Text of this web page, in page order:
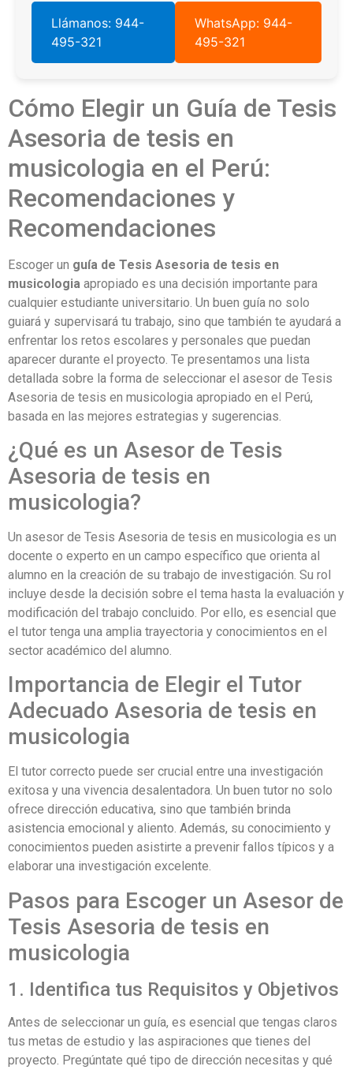
Llámanos: 944-
495-321
WhatsApp: 944-
495-321
Cómo Elegir un Guía de Tesis
Asesoria de tesis en
musicologia en el Perú:
Recomendaciones y
Recomendaciones
Escoger un guía de Tesis Asesoria de tesis en
musicologia apropiado es una decisión importante para
cualquier estudiante universitario. Un buen guía no solo
guiará y supervisará tu trabajo, sino que también te ayudará a
enfrentar los retos escolares y personales que puedan
aparecer durante el proyecto. Te presentamos una lista
detallada sobre la forma de seleccionar el asesor de Tesis
Asesoria de tesis en musicologia apropiado en el Perú,
basada en las mejores estrategias y sugerencias.
¿Qué es un Asesor de Tesis
Asesoria de tesis en
musicologia?
Un asesor de Tesis Asesoria de tesis en musicologia es un
docente o experto en un campo específico que orienta al
alumno en la creación de su trabajo de investigación. Su rol
incluye desde la decisión sobre el tema hasta la evaluación y
modificación del trabajo concluido. Por ello, es esencial que
el tutor tenga una amplia trayectoria y conocimientos en el
sector académico del alumno.
Importancia de Elegir el Tutor
Adecuado Asesoria de tesis en
musicologia
El tutor correcto puede ser crucial entre una investigación
exitosa y una vivencia desalentadora. Un buen tutor no solo
ofrece dirección educativa, sino que también brinda
asistencia emocional y aliento. Además, su conocimiento y
conocimientos pueden asistirte a prevenir fallos típicos y a
elaborar una investigación excelente.
Pasos para Escoger un Asesor de
Tesis Asesoria de tesis en
musicologia
1. Identifica tus Requisitos y Objetivos
Antes de seleccionar un guía, es esencial que tengas claros
tus metas de estudio y las aspiraciones que tienes del
proyecto. Pregúntate qué tipo de dirección necesitas y qué